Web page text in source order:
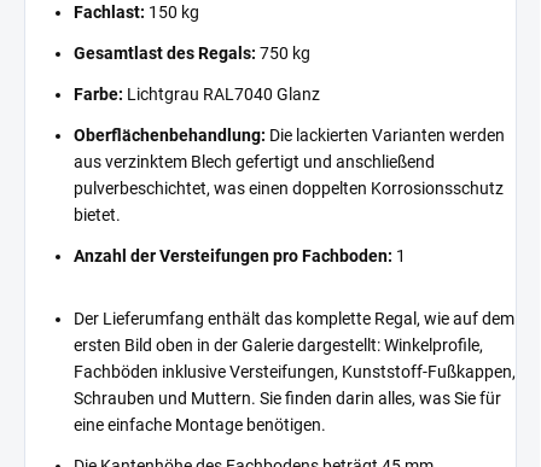
Fachlast: 150 kg
Gesamtlast des Regals: 750 kg
Farbe: Lichtgrau RAL7040 Glanz
Oberflächenbehandlung: Die lackierten Varianten werden
aus verzinktem Blech gefertigt und anschließend
pulverbeschichtet, was einen doppelten Korrosionsschutz
bietet.
Anzahl der Versteifungen pro Fachboden: 1
Der Lieferumfang enthält das komplette Regal, wie auf dem
ersten Bild oben in der Galerie dargestellt: Winkelprofile,
Fachböden inklusive Versteifungen, Kunststoff-Fußkappen,
Schrauben und Muttern. Sie finden darin alles, was Sie für
eine einfache Montage benötigen.